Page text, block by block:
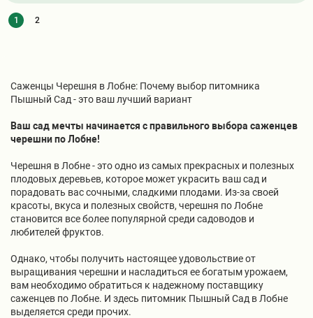
1 2
Саженцы Черешня в Лобне: Почему выбор питомника
Пышный Сад - это ваш лучший вариант
Ваш сад мечты начинается с правильного выбора саженцев
черешни по Лобне!
Черешня в Лобне - это одно из самых прекрасных и полезных
плодовых деревьев, которое может украсить ваш сад и
порадовать вас сочными, сладкими плодами. Из-за своей
красоты, вкуса и полезных свойств, черешня по Лобне
становится все более популярной среди садоводов и
любителей фруктов.
Однако, чтобы получить настоящее удовольствие от
выращивания черешни и насладиться ее богатым урожаем,
вам необходимо обратиться к надежному поставщику
саженцев по Лобне. И здесь питомник Пышный Сад в Лобне
выделяется среди прочих.